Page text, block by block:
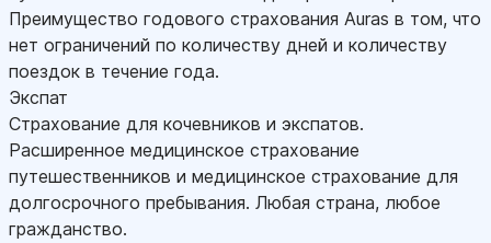
Преимущество годового страхования Auras в том, что
нет ограничений по количеству дней и количеству
поездок в течение года.
Экспат
Страхование для кочевников и экспатов.
Расширенное медицинское страхование
путешественников и медицинское страхование для
долгосрочного пребывания. Любая страна, любое
гражданство.